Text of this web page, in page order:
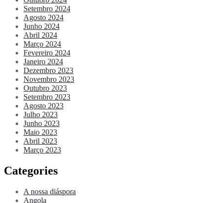
Setembro 2024
Agosto 2024
Junho 2024
Abril 2024
Março 2024
Fevereiro 2024
Janeiro 2024
Dezembro 2023
Novembro 2023
Outubro 2023
Setembro 2023
Agosto 2023
Julho 2023
Junho 2023
Maio 2023
Abril 2023
Março 2023
Categories
A nossa diáspora
Angola